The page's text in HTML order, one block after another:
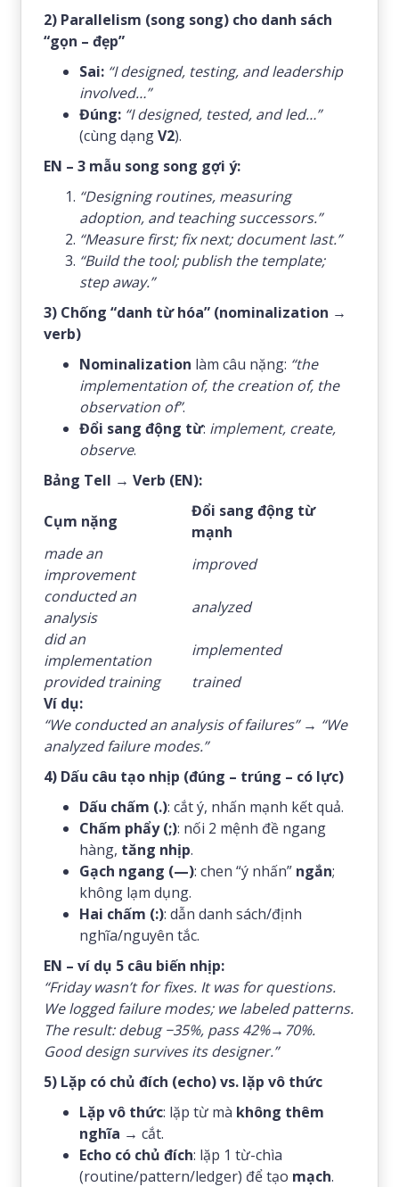
2) Parallelism (song song) cho danh sách
“gọn – đẹp”
Sai: “I designed, testing, and leadership
involved…”
Đúng: “I designed, tested, and led…”
(cùng dạngV2).
EN – 3 mẫu song song gợi ý:
“Designing routines, measuring
adoption, and teaching successors.”
“Measure first; fix next; document last.”
“Build the tool; publish the template;
step away.”
3) Chống “danh từ hóa” (nominalization →
verb)
Nominalization làm câu nặng: “the
implementation of, the creation of, the
observation of”.
Đổi sang động từ: implement, create,
observe.
Bảng Tell → Verb (EN):
Cụm nặng
Đổi sang động từ
mạnh
made an
improvement
improved
conducted an
analysis
analyzed
did an
implementation
implemented
provided training
trained
Ví dụ:
“We conducted an analysis of failures”→ “We
analyzed failure modes.”
4) Dấu câu tạo nhịp (đúng – trúng – có lực)
Dấu chấm (.): cắt ý, nhấn mạnh kết quả.
Chấm phẩy (;): nối 2 mệnh đề ngang
hàng, tăng nhịp.
Gạch ngang (—): chen “ý nhấn” ngắn;
không lạm dụng.
Hai chấm (:): dẫn danh sách/định
nghĩa/nguyên tắc.
EN – ví dụ 5 câu biến nhịp:
“Friday wasn’t for fixes. It was for questions.
We logged failure modes; we labeled patterns.
The result: debug −35%, pass 42%→70%.
Good design survives its designer.”
5) Lặp có chủ đích (echo) vs. lặp vô thức
Lặp vô thức: lặp từ mà không thêm
nghĩa → cắt.
Echo có chủ đích: lặp 1 từ-chìa
(routine/pattern/ledger) để tạo mạch.